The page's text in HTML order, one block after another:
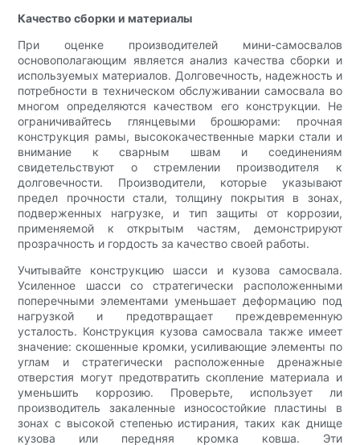
Качество сборки и материалы
При оценке производителей мини-самосвалов
основополагающим является анализ качества сборки и
используемых материалов. Долговечность, надежность и
потребности в техническом обслуживании самосвала во
многом определяются качеством его конструкции. Не
ограничивайтесь глянцевыми брошюрами: прочная
конструкция рамы, высококачественные марки стали и
внимание к сварным швам и соединениям
свидетельствуют о стремлении производителя к
долговечности. Производители, которые указывают
предел прочности стали, толщину покрытия в зонах,
подверженных нагрузке, и тип защиты от коррозии,
применяемой к открытым частям, демонстрируют
прозрачность и гордость за качество своей работы.
Учитывайте конструкцию шасси и кузова самосвала.
Усиленное шасси со стратегически расположенными
поперечными элементами уменьшает деформацию под
нагрузкой и предотвращает преждевременную
усталость. Конструкция кузова самосвала также имеет
значение: скошенные кромки, усиливающие элементы по
углам и стратегически расположенные дренажные
отверстия могут предотвратить скопление материала и
уменьшить коррозию. Проверьте, использует ли
производитель закаленные износостойкие пластины в
зонах с высокой степенью истирания, таких как днище
кузова или передняя кромка ковша. Эти